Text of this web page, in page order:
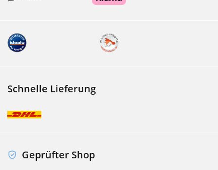
Schnelle Lieferung
Geprüfter Shop